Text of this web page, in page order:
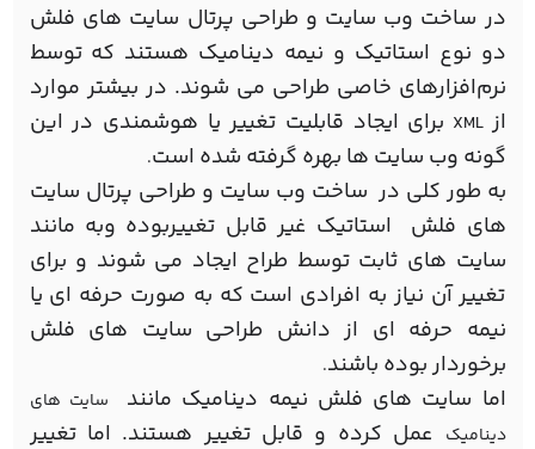
در ساخت وب سایت و طراحی پرتال سایت های فلش
دو نوع استاتیک و نیمه دینامیک هستند که توسط
نرم‌افزارهای خاصی طراحی می شوند. در بیشتر موارد
از XML برای ایجاد قابلیت تغییر یا هوشمندی در این
گونه وب سایت ها بهره گرفته شده است.
به طور کلی در ساخت وب سایت و طراحی پرتال سایت
های فلش استاتیک غیر قابل تغییربوده وبه مانند
سایت های ثابت توسط طراح ایجاد می شوند و برای
تغییر آن نیاز به افرادی است که به صورت حرفه ای یا
نیمه حرفه ای از دانش طراحی سایت های فلش
برخوردار بوده باشند.
اما سایت های فلش نیمه دینامیک مانند
سایت های
دینامیک عمل کرده و قابل تغییر هستند. اما تغییر